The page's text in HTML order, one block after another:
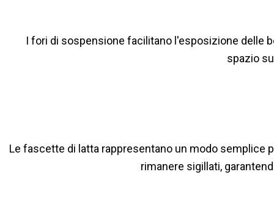
I fori di sospensione facilitano l'esposizione delle
spazio
Le fascette di latta rappresentano un modo semplice
rimanere sigillati,